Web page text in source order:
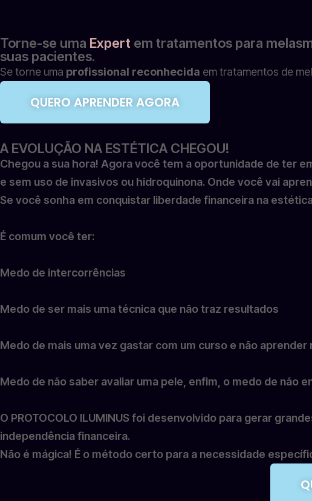
Torne-se uma Expert em tratamentos para
suas pacientes.
Se torne uma profissional reconhecida em tratamentos de
QUERO APRENDER AGORA
A EVOLUÇÃO NA ESTÉTICA CHEGOU!
Chegou a sua hora! Agora você tem a oportunidade de ter
e sem uso de invasivos ou hidroquinona. Onde você vai
Se você sonha em conquistar liberdade financeira na
É comum você ter:
Medo de intercorrências
Medo de ser mais uma técnica que não traz resultados
⁠Medo de mais uma vez gastar com um curso e não
Medo de não saber avaliar uma pele, enfim, o medo de não
O PROTOCOLO ILUMINUS foi desenvolvido para gerar
independência financeira.
Não é mágica! É o método certo para a necessidade